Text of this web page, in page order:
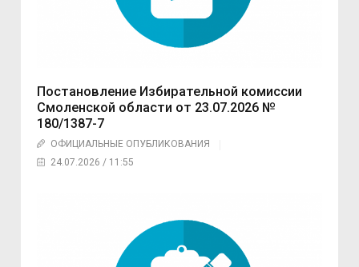
Постановление Избирательной комиссии
Смоленской области от 23.07.2026 №
180/1387-7
ОФИЦИАЛЬНЫЕ ОПУБЛИКОВАНИЯ
24.07.2026 / 11:55